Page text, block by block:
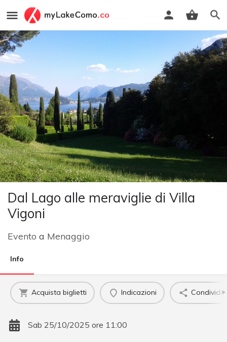
Dal Lago alle meraviglie di Villa
Vigoni
Evento a Menaggio
Info
Acquista biglietti Indicazioni Condividi
Sab 25/10/2025 ore 11:00